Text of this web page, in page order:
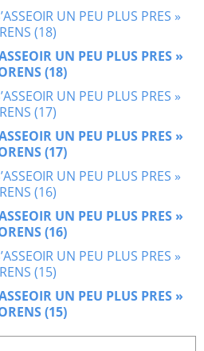
UN PEU PLUS PRES »
(18)
UN PEU PLUS PRES »
(17)
UN PEU PLUS PRES »
(16)
UN PEU PLUS PRES »
(15)